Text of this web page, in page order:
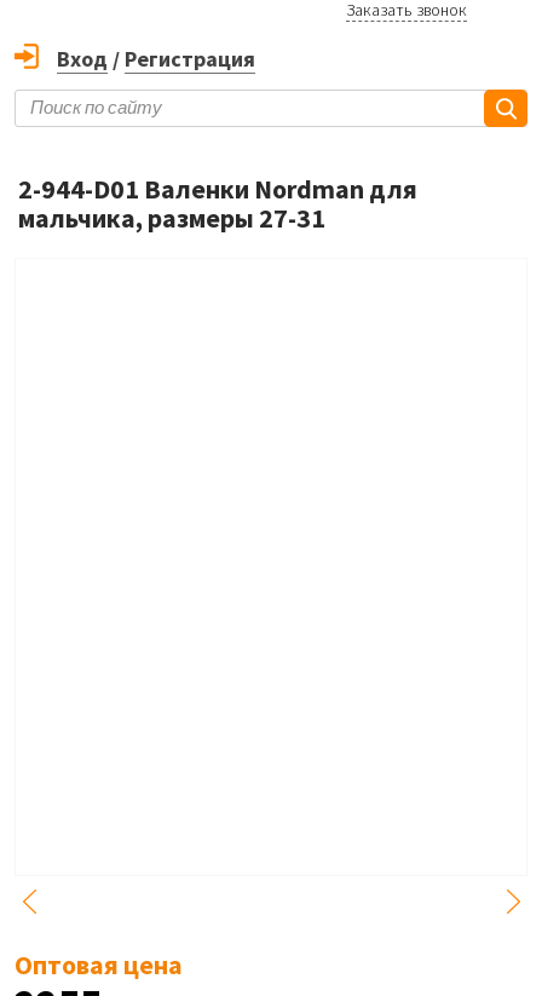
Заказать звонок
Вход / Регистрация
2-944-D01 Валенки Nordman для
мальчика, размеры 27-31
Оптовая цена